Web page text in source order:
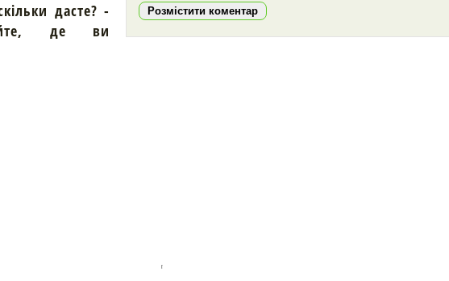
дасте? -
де ви
Розмістити коментар